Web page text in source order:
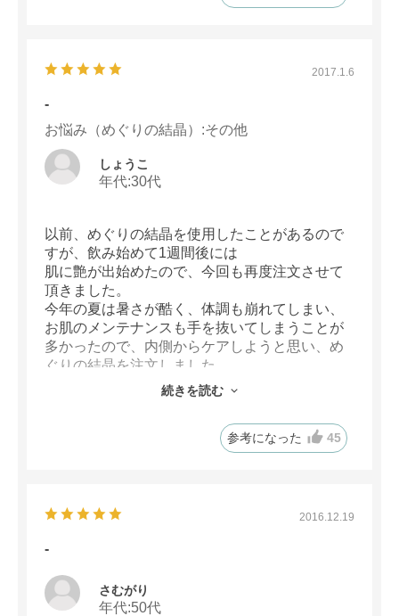
ましたが、もし副作用の心配がないのなら飲む
2017.1.6
-
お悩み（めぐりの結晶） :その他
しょうこ
年代:30代
以前、めぐりの結晶を使用したことがあるので
すが、飲み始めて1週間後には
肌に艶が出始めたので、今回も再度注文させて
頂きました。
今年の夏は暑さが酷く、体調も崩れてしまい、
お肌のメンテナンスも手を抜いてしまうことが
多かったので、内側からケアしようと思い、め
ぐりの結晶を注文しました。
これから涼しくなってくるし、またお手当を頑
張ろうと思います。(*^-^*)
続きを読む
参考になった 45
2016.12.19
-
さむがり
年代:50代